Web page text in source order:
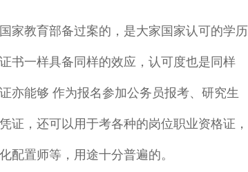
教育部备过案的，是大家国家认可的学历
书一样具备同样的效应，认可度也是同样
亦能够 作为报名参加公务员报考、研究生
证，还可以用于考各种的岗位职业资格证，
配置师等，用途十分普遍的。